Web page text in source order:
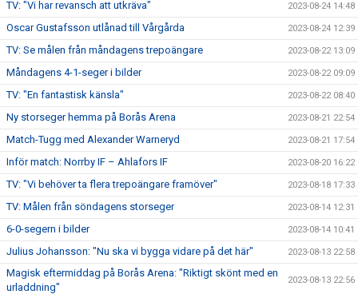
TV: "Vi har revansch att utkräva" 2023-08-24 14:48
Oscar Gustafsson utlånad till Vårgårda 2023-08-24 12:39
TV: Se målen från måndagens trepoängare 2023-08-22 13:09
Måndagens 4-1-seger i bilder 2023-08-22 09:09
TV: "En fantastisk känsla" 2023-08-22 08:40
Ny storseger hemma på Borås Arena 2023-08-21 22:54
Match-Tugg med Alexander Warneryd 2023-08-21 17:54
Inför match: Norrby IF – Ahlafors IF 2023-08-20 16:22
TV: "Vi behöver ta flera trepoängare framöver" 2023-08-18 17:33
TV: Målen från söndagens storseger 2023-08-14 12:31
6-0-segern i bilder 2023-08-14 10:41
Julius Johansson: "Nu ska vi bygga vidare på det här" 2023-08-13 22:58
Magisk eftermiddag på Borås Arena: "Riktigt skönt med en
urladdning"
2023-08-13 22:56